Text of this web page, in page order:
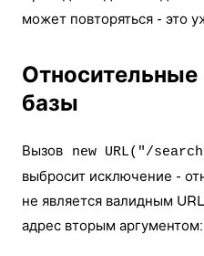
может повторяться - это
Относительные
базы
Вызов new URL("/
выбросит исключение -
не является валидным
адрес вторым аргументом: